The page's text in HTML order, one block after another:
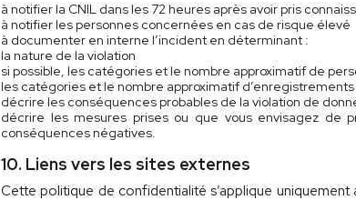
à notifier la CNIL dans les 72 heures après avoir pris
à notifier les personnes concernées en cas de risque élevé
à documenter en interne l’incident en déterminant :
la nature de la violation
si possible, les catégories et le nombre approximatif de
les catégories et le nombre approximatif
décrire les conséquences probables de la violation de
décrire les mesures prises ou que vous envisagez de
conséquences négatives.
10. Liens vers les sites externes
Cette politique de confidentialité s’applique